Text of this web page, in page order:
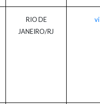
RIO DE
JANEIRO/RJ